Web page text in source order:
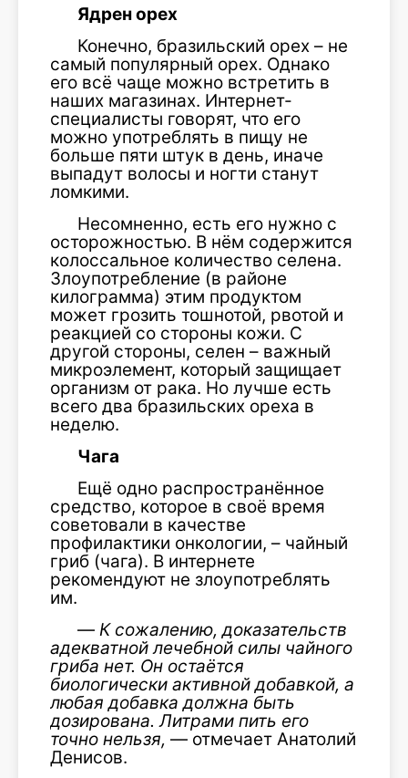
Ядрен орех
Конечно, бразильский орех – не
самый популярный орех. Однако
его всё чаще можно встретить в
наших магазинах. Интернет-
специалисты говорят, что его
можно употреблять в пищу не
больше пяти штук в день, иначе
выпадут волосы и ногти станут
ломкими.
Несомненно, есть его нужно с
осторожностью. В нём содержится
колоссальное количество селена.
Злоупотребление (в районе
килограмма) этим продуктом
может грозить тошнотой, рвотой и
реакцией со стороны кожи. С
другой стороны, селен – важный
микроэлемент, который защищает
организм от рака. Но лучше есть
всего два бразильских ореха в
неделю.
Чага
Ещё одно распространённое
средство, которое в своё время
советовали в качестве
профилактики онкологии, – чайный
гриб (чага). В интернете
рекомендуют не злоупотреблять
им.
— К сожалению, доказательств
адекватной лечебной силы чайного
гриба нет. Он остаётся
биологически активной добавкой, а
любая добавка должна быть
дозирована. Литрами пить его
точно нельзя, — отмечает Анатолий
Денисов.